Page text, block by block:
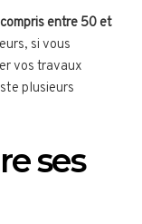
entre 50 et
si vous
vos travaux
plusieurs
ses